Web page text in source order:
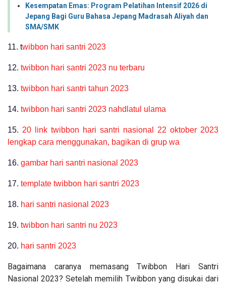
Kesempatan Emas: Program Pelatihan Intensif 2026 di
Jepang Bagi Guru Bahasa Jepang Madrasah Aliyah dan
SMA/SMK
11. twibbon hari santri 2023
12. twibbon hari santri 2023 nu terbaru
13. twibbon hari santri tahun 2023
14. twibbon hari santri 2023 nahdlatul ulama
15. 20 link twibbon hari santri nasional 22 oktober 2023
lengkap cara menggunakan, bagikan di grup wa
16. gambar hari santri nasional 2023
17. template twibbon hari santri 2023
18. hari santri nasional 2023
19. twibbon hari santri nu 2023
20. hari santri 2023
Bagaimana caranya memasang Twibbon Hari Santri
Nasional 2023? Setelah memilih Twibbon yang disukai dari